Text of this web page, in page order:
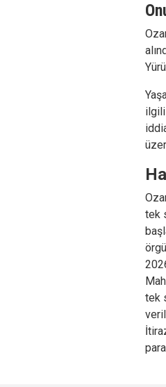
tek
tek